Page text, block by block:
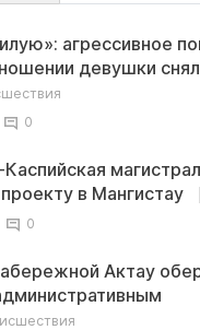
агрессивное
девушки
0
в Мангистау
0
Актау